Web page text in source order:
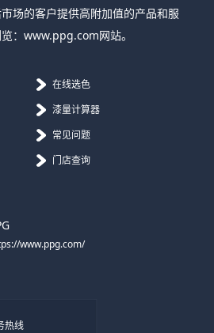
场的客户提供高附加值的产品和服
：www.ppg.com网站。
在线选色
漆量计算器
常见问题
门店查询
www.ppg.com/
热线